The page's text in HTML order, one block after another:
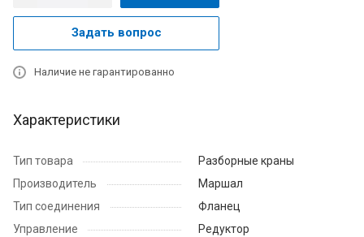
Задать вопрос
Наличие не гарантированно
Характеристики
Тип товара
Разборные краны
Производитель
Маршал
Тип соединения
Фланец
Управление
Редуктор